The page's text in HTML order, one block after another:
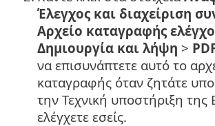
Έλεγχος και διαχείριση
Αρχείο καταγραφής
Δημιουργία και λήψη >
να επισυνάπτετε αυτό το
καταγραφής όταν ζητάτε
την Τεχνική υποστήριξη της
ελέγχετε εσείς.